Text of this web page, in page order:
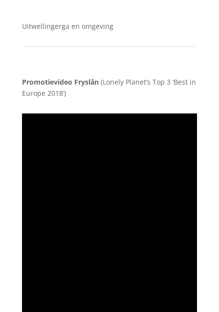
Uitwellingerga en omgeving
Promotievideo Fryslân(Lonely Planet’s Top 3 ‘Best in
Europe 2018’)